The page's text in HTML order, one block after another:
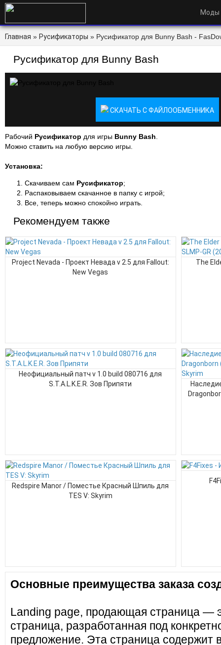
Моды
Главная » Русификаторы » Русификатор для Bunny Bash -
Русификатор для Bunny Bash
СКАЧАТЬ С ФАЙЛООБМЕННИКА
Рабочий Русификатор для игры Bunny Bash
Можно ставить на любую версию игры.
Установка:
Скачиваем сам Русификатор;
Распаковываем скачанное в папку с игрой;
Все, теперь можно спокойно играть.
Рекомендуем также
Project Nevada - Проект Невада v 2.5 для Fallout:
New Vegas
The
Неофициальный патч v 1.0 build 080716 для
S.T.A.L.K.E.R. Зов Припяти
Redspire Manor / Поместье Красный Шпиль для
TES V: Skyrim
Основные преимущества заказа
Landing page, продающая страница —
страница, разработанная под
предложение. Эта страница содержит